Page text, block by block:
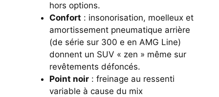
hors options.
Confort : insonorisation, moelleux et
amortissement pneumatique arrière
(de série sur 300 e en AMG Line)
donnent un SUV « zen » même sur
revêtements défoncés.
Point noir : freinage au ressenti
variable à cause du mix